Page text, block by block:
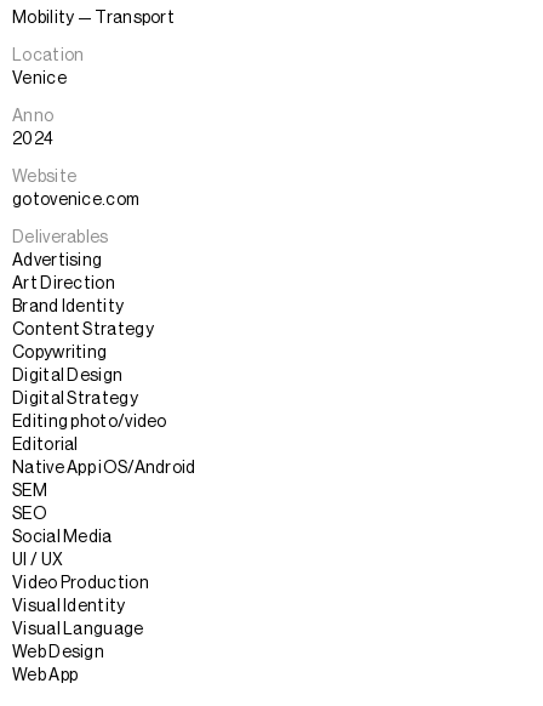
Mobility — Transport
Location
Venice
Anno
2024
Website
gotovenice.com
Deliverables
Advertising
Art Direction
Brand Identity
Content Strategy
Copywriting
Digital Design
Digital Strategy
Editing photo/video
Editorial
Native App iOS/Android
SEM
SEO
Social Media
UI / UX
Video Production
Visual Identity
Visual Language
Web Design
Web App